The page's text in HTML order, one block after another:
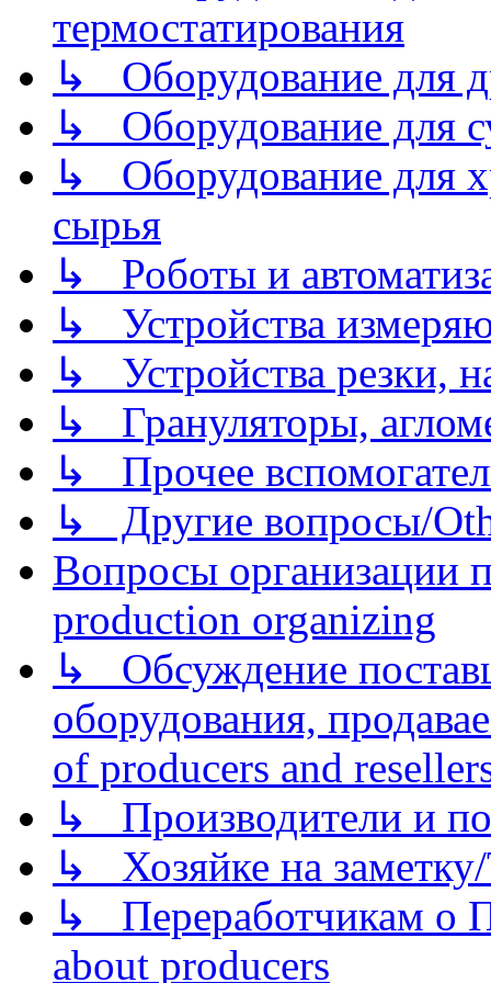
термостатирования
↳ Оборудование для
↳ Оборудование для
↳ Оборудование для
сырья
↳ Роботы и
↳ Устройства
↳ Устройства резки,
↳ Грануляторы,
↳ Прочее
↳ Другие вопросы/
Вопросы организации
production organizing
↳ Обсуждение
оборудования,
of producers and
↳ Производители и
↳ Хозяйке на
↳ Переработчикам о
about producers